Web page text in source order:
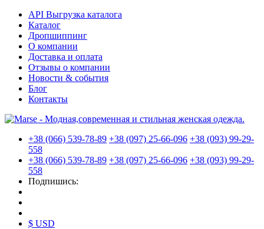
API Выгрузка каталога
Каталог
Дропшиппинг
О компании
Доставка и оплата
Отзывы о компании
Новости & события
Блог
Контакты
+38 (066) 539-78-89 +38 (097) 25-66-096 +38 (093) 99-29-
558
+38 (066) 539-78-89 +38 (097) 25-66-096 +38 (093) 99-29-
558
Подпишись:
$ USD